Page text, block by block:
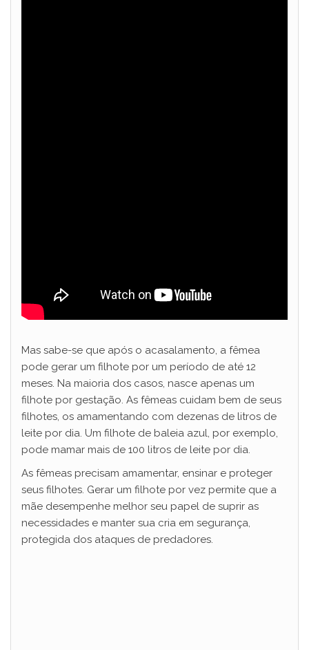
Mas sabe-se que após o acasalamento, a fêmea
pode gerar um filhote por um período de até 12
meses. Na maioria dos casos, nasce apenas um
filhote por gestação. As fêmeas cuidam bem de seus
filhotes, os amamentando com dezenas de litros de
leite por dia. Um filhote de baleia azul, por exemplo,
pode mamar mais de 100 litros de leite por dia.
As fêmeas precisam amamentar, ensinar e proteger
seus filhotes. Gerar um filhote por vez permite que a
mãe desempenhe melhor seu papel de suprir as
necessidades e manter sua cria em segurança,
protegida dos ataques de predadores.